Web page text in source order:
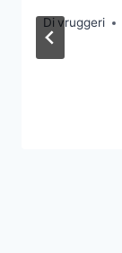
Di vruggeri